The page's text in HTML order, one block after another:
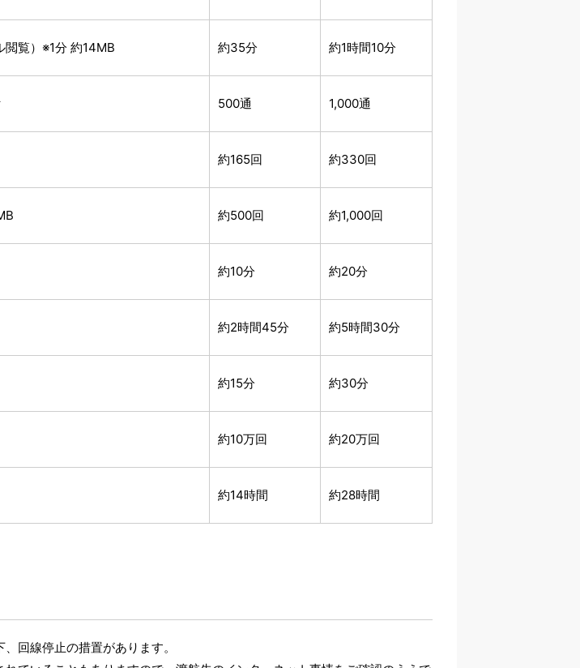
閲覧）※1分 約14MB 約35分 約1時間10分
500通 1,000通
約165回 約330回
約500回 約1,000回
約10分 約20分
約2時間45分 約5時間30分
約15分 約30分
約10万回 約20万回
約14時間 約28時間
回線停止の措置があります。